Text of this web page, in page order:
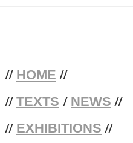
// HOME //
// TEXTS / NEWS //
// EXHIBITIONS //